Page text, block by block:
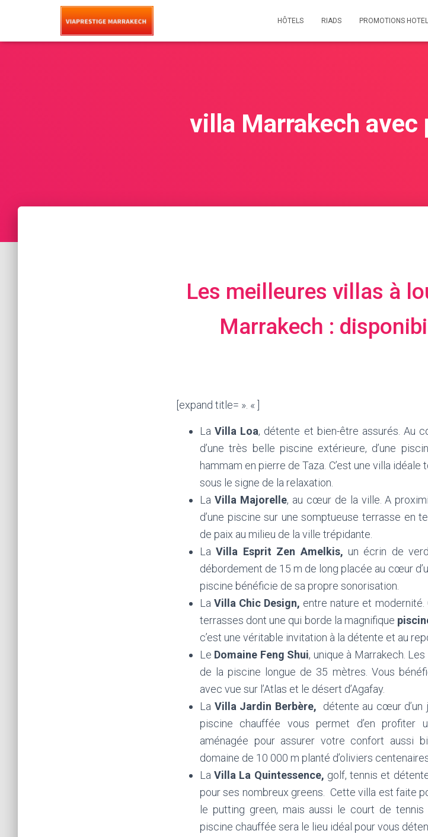
HÔTELS RIADS PROMOTIONS
villa Marrakech
Les meilleures villas à
Marrakech :
[expand title= ». « ]
LaVilla Loa, détente et bien-être assurés. Au
d’une très belle piscine extérieure, d’une
hammam en pierre de Taza. C’est une villa
sous le signe de la relaxation.
La Villa Majorelle, au cœur de la ville. A
d’une piscine sur une somptueuse terrasse en
de paix au milieu de la ville trépidante.
LaVilla Esprit Zen Amelkis, un écrin de
débordement de 15 m de long placée au cœur
piscine bénéficie de sa propre sonorisation.
LaVilla Chic Design, entre nature et
terrasses dont une qui borde la magnifique
c’est une véritable invitation à la détente et au
Le Domaine Feng Shui, unique à Marrakech.
de la piscine longue de 35 mètres. Vous
avec vue sur l’Atlas et le désert d’Agafay.
La Villa Jardin Berbère,
détente au cœur d’un
piscine chauffée vous permet d’en profiter
aménagée pour assurer votre confort aussi
domaine de 10 000 m planté d’oliviers
LaVilla La Quintessence, golf, tennis et
pour ses nombreux greens. Cette villa est faite
le putting green, mais aussi le court de
piscine chauffée sera le lieu idéal pour vous